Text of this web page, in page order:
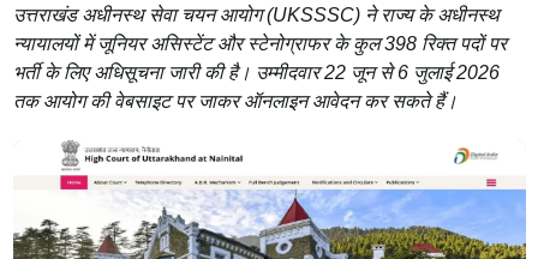
उत्तराखंड अधीनस्थ सेवा चयन आयोग (UKSSSC) ने राज्य के अधीनस्थ
न्यायालयों में जूनियर असिस्टेंट और स्टेनोग्राफर के कुल 398 रिक्त पदों पर
भर्ती के लिए अधिसूचना जारी की है। उम्मीदवार 22 जून से 6 जुलाई 2026
तक आयोग की वेबसाइट पर जाकर ऑनलाइन आवेदन कर सकते हैं।